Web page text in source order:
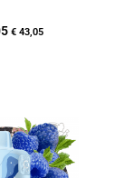
€43,05